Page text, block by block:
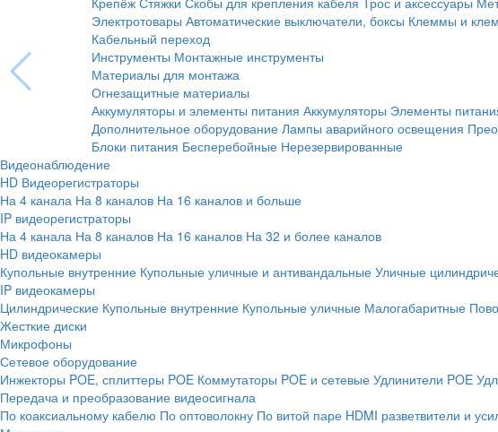
Электротовары Автоматические выключатели, боксы Клеммы и
Кабельный переход
Инструменты Монтажные инструменты
Материалы для монтажа
Огнезащитные материалы
Аккумуляторы и элементы питания Аккумуляторы Элементы
Дополнительное оборудование Лампы аварийного освещения
Блоки питания Бесперебойные Нерезервированные
Видеонаблюдение
HD Видеорегистраторы
На 4 канала На 8 каналов На 16 каналов и больше
IP видеорегистраторы
На 4 канала На 8 каналов На 16 каналов На 32 и более каналов
HD видеокамеры
Купольные внутренние Купольные уличные и антивандальные Уличные
IP видеокамеры
Цилиндрические Купольные внутренние Купольные уличные Малогабаритные
Жесткие диски
Микрофоны
Сетевое оборудование
Инжекторы POE, сплиттеры POE Коммутаторы POE и сетевые Удлинители POE
Передача и преобразование видеосигнала
По коаксиальному кабелю По оптоволокну По витой паре HDMI разветвители и